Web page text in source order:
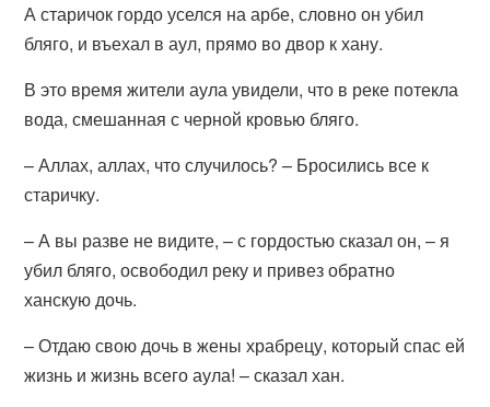
А старичок гордо уселся на арбе, словно он убил
бляго, и въехал в аул, прямо во двор к хану.
В это время жители аула увидели, что в реке потекла
вода, смешанная с черной кровью бляго.
– Аллах, аллах, что случилось? – Бросились все к
старичку.
– А вы разве не видите, – с гордостью сказал он, – я
убил бляго, освободил реку и привез обратно
ханскую дочь.
– Отдаю свою дочь в жены храбрецу, который спас ей
жизнь и жизнь всего аула! – сказал хан.